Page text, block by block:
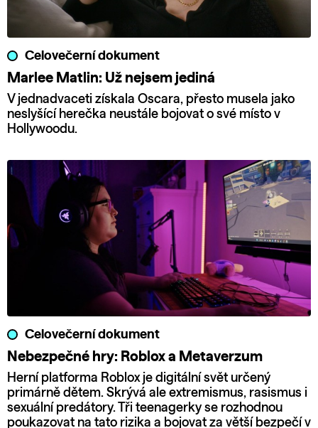
Celovečerní dokument
Marlee Matlin: Už nejsem jediná
V jednadvaceti získala Oscara, přesto musela jako
neslyšící herečka neustále bojovat o své místo v
Hollywoodu.
Celovečerní dokument
Nebezpečné hry: Roblox a Metaverzum
Herní platforma Roblox je digitální svět určený
primárně dětem. Skrývá ale extremismus, rasismus i
sexuální predátory. Tři teenagerky se rozhodnou
poukazovat na tato rizika a bojovat za větší bezpečí v